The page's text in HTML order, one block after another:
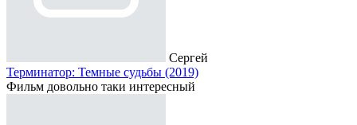
Сергей
Терминатор: Темные судьбы (2019)
Фильм довольно таки интересный